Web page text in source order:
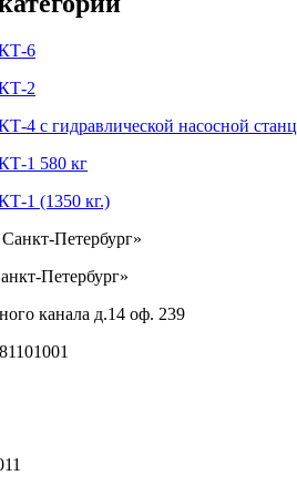
6
2
4 с гидравлической насосной
1 580 кг
1 (1350 кг.)
Петербург»
Петербург»
канала д.14 оф. 239